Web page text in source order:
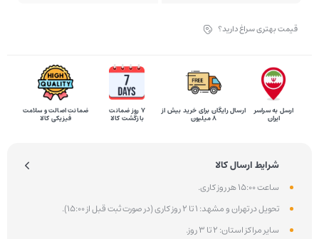
قیمت بهتری سراغ دارید؟
ارسل به سراسر
ایران
ارسال رایگان برای خرید بیش از
8 میلیون
۷ روز ضمانت
بازگشت کالا
ضمانت اصالت و سلامت
فیزیکی کالا
شرایط ارسال کالا
ساعت 15:00 هر روز کاری.
تحویل در تهران و مشهد: 1 تا 2 روز کاری (در صورت ثبت قبل از 15:00).
سایر مراکز استان: 2 تا 3 روز.